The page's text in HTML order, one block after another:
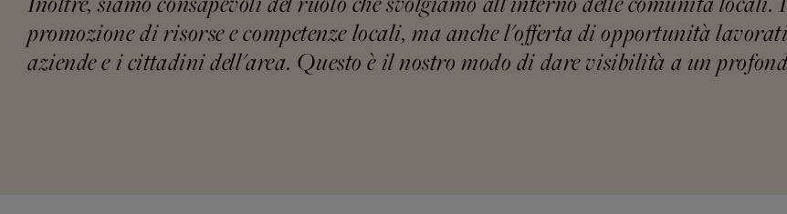
promozione di risorse e competenze locali, ma anche l'offerta di opportunità
aziende e i cittadini dell'area. Questo è il nostro modo di dare visibilità a un